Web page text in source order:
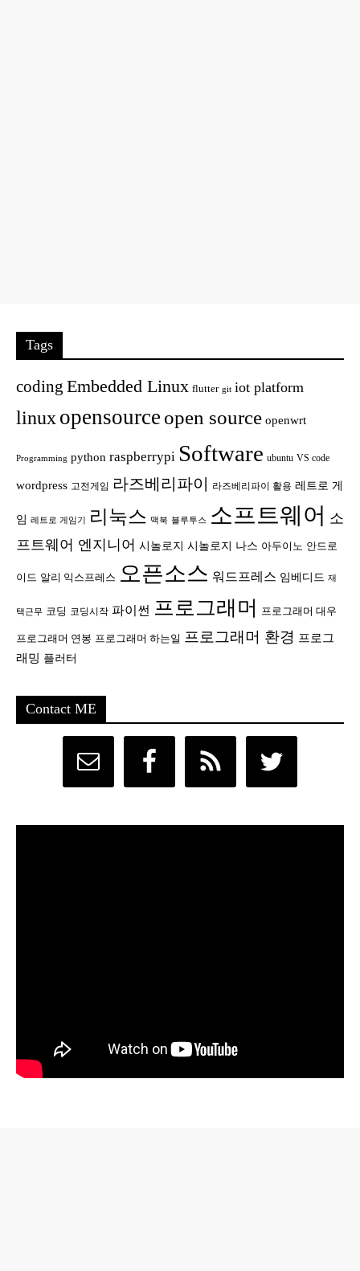
Tags
coding Embedded Linux flutter git iot platform
linux opensource open source openwrt
Programming python raspberrypi Software ubuntu VS code
wordpress 고전게임 라즈베리파이 라즈베리파이 활용 레트로 게
임 레트로 게임기 리눅스 맥북 블루투스 소프트웨어 소
프트웨어 엔지니어 시놀로지 시놀로지 나스 아두이노 안드로
이드 알리 익스프레스 오픈소스 워드프레스 임베디드 재
택근무 코딩 코딩시작 파이썬 프로그래머 프로그래머 대우
프로그래머 연봉 프로그래머 하는일 프로그래머 환경 프로그
래밍 플러터
Contact ME